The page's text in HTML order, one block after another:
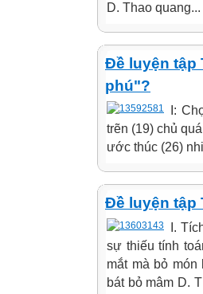
D. Thao quang...
Đề luyện tập
phú"?
I:
trẽn (19) chủ
ước thúc (26)
Đề luyện tập
I.
sự thiếu tính
mắt mà bỏ
bát bỏ mâm D.